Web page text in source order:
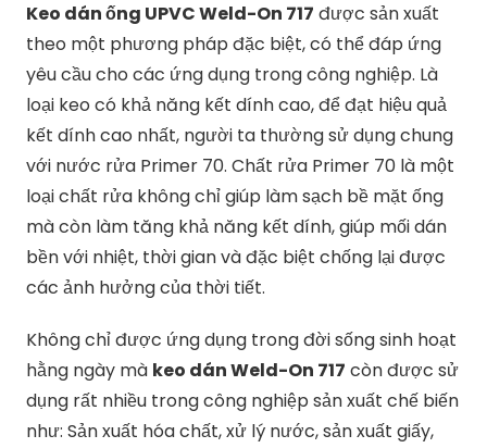
Keo dán ống UPVC Weld-On 717 được sản xuất
theo một phương pháp đặc biệt, có thể đáp ứng
yêu cầu cho các ứng dụng trong công nghiệp. Là
loại keo có khả năng kết dính cao, để đạt hiệu quả
kết dính cao nhất, người ta thường sử dụng chung
với nước rửa Primer 70. Chất rửa Primer 70 là một
loại chất rửa không chỉ giúp làm sạch bề mặt ống
mà còn làm tăng khả năng kết dính, giúp mối dán
bền với nhiệt, thời gian và đặc biệt chống lại được
các ảnh hưởng của thời tiết.
Không chỉ được ứng dụng trong đời sống sinh hoạt
hằng ngày mà keo dán Weld-On 717 còn được sử
dụng rất nhiều trong công nghiệp sản xuất chế biến
như: Sản xuất hóa chất, xử lý nước, sản xuất giấy,